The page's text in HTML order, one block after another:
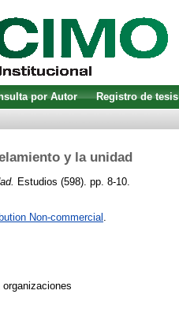
por Autor Registro de tesis
y la unidad
Estudios (598). pp. 8-10.
Non-commercial .